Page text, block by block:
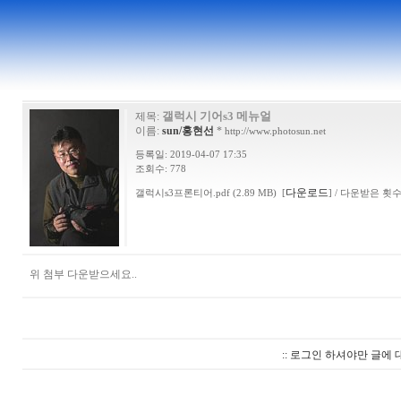
제목: 갤럭시 기어s3 메뉴얼
이름: sun/홍현선 * http://www.photosun.net
등록일: 2019-04-07 17:35
조회수: 778
갤럭시s3프론티어.pdf (2.89 MB) [다운로드] / 다운받은 횟
위 첨부 다운받으세요..
:: 로그인 하셔야만 글에